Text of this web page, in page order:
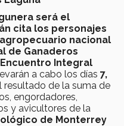
será el
cita los personajes
nacional
de Ganaderos
Encuentro Integral
a cabo los días 7,
resultado de la suma de
engordadores,
y avicultores de la
de Monterrey